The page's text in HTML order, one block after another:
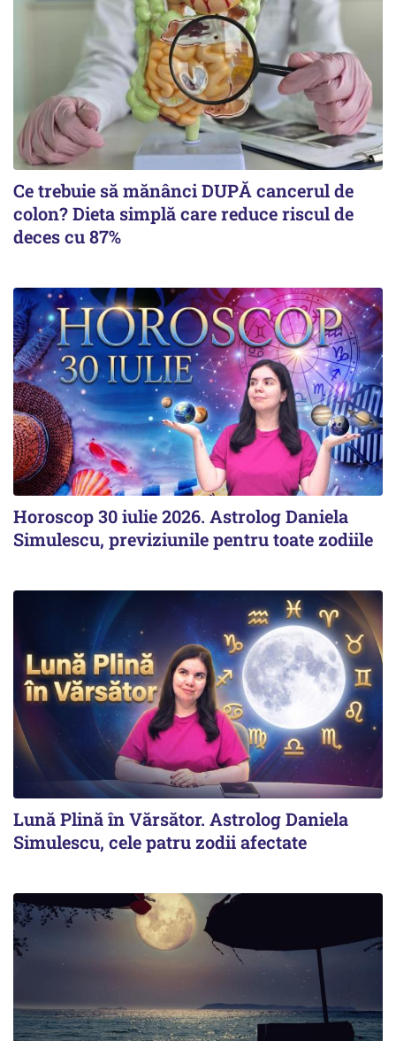
Ce trebuie să mănânci DUPĂ cancerul de
colon? Dieta simplă care reduce riscul de
deces cu 87%
Horoscop 30 iulie 2026. Astrolog Daniela
Simulescu, previziunile pentru toate zodiile
Lună Plină în Vărsător. Astrolog Daniela
Simulescu, cele patru zodii afectate